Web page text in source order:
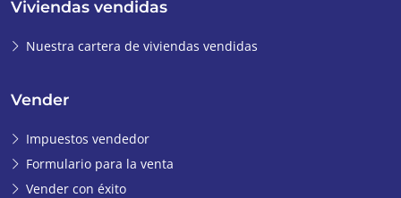
Viviendas vendidas
Nuestra cartera de viviendas vendidas
Vender
Impuestos vendedor
Formulario para la venta
Vender con éxito